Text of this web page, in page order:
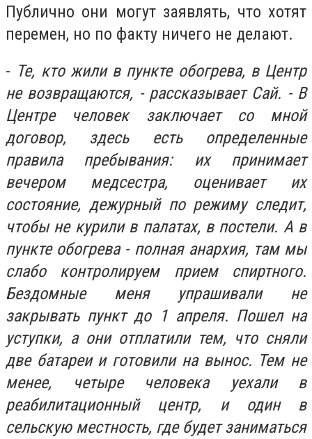
Публично они могут заявлять, что хотят
перемен, но по факту ничего не делают.
- Те, кто жили в пункте обогрева, в Центр
не возвращаются, - рассказывает Сай. - В
Центре человек заключает со мной
договор, здесь есть определенные
правила пребывания: их принимает
вечером медсестра, оценивает их
состояние, дежурный по режиму следит,
чтобы не курили в палатах, в постели. А в
пункте обогрева - полная анархия, там мы
слабо контролируем прием спиртного.
Бездомные меня упрашивали не
закрывать пункт до 1 апреля. Пошел на
уступки, а они отплатили тем, что сняли
две батареи и готовили на вынос. Тем не
менее, четыре человека уехали в
реабилитационный центр, и один в
сельскую местность, где будет заниматься